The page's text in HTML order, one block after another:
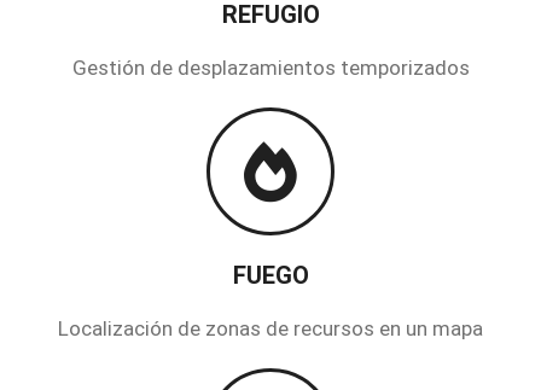
REFUGIO
Gestión de desplazamientos temporizados
FUEGO
Localización de zonas de recursos en un mapa